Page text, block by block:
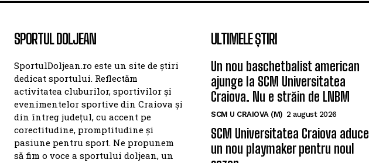
SPORTUL DOLJEAN
SportulDoljean.ro este un site de știri
dedicat sportului. Reflectăm
activitatea cluburilor, sportivilor și
evenimentelor sportive din Craiova și
din întreg județul, cu accent pe
corectitudine, promptitudine și
pasiune pentru sport. Ne propunem
să fim o voce a sportului doljean, un
ULTIMELE ȘTIRI
Un nou baschetbalist american
ajunge la SCM Universitatea
Craiova. Nu e străin de LNBM
SCM U CRAIOVA (M) 2 august 2026
SCM Universitatea Craiova aduce
un nou playmaker pentru noul